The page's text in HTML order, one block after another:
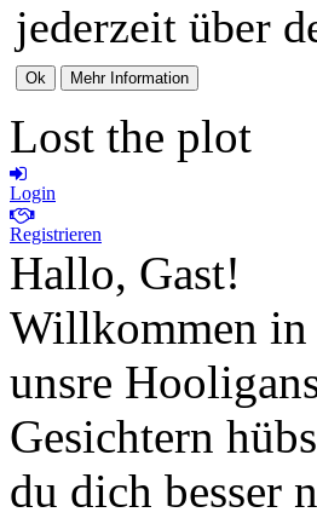
jederzeit über
Lost the plot
Login
Registrieren
Hallo, Gast!
Willkommen in
unsre
Gesichtern
du dich besser